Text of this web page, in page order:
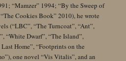
“Mamzer” 1994; “By the Sweep of
Cookies Book” 2010), he wrote
(“LBC”, “The Turncoat”, “Ant”,
“White Dwarf”, “The Island”,
Last Home”, “Footprints on the
one novel “Vis Vitalis”, and an